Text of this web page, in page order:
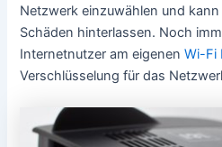
Netzwerk einzuwählen und
Schäden hinterlassen. Noch
Internetnutzer am eigenenWi-Fi
Verschlüsselung für das